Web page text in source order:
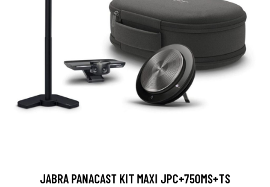
JABRA PANACAST KIT MAXI JPC+750MS+TS